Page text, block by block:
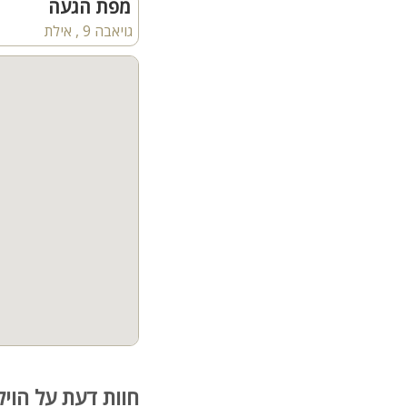
פינת אוכל גדולה
7 חדרי שינה
קהל יעד:
מפת הגעה
גויאבה 9 , אילת
חוות דעת על